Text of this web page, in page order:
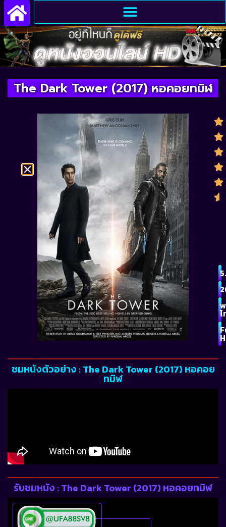
The Dark Tower (2017) หอคอยทมิฬ
ชมหนังตัวอย่าง : The Dark Tower (2017) หอคอย
ทมิฬ
รับชมหนัง : The Dark Tower (2017) หอคอยทมิฬ